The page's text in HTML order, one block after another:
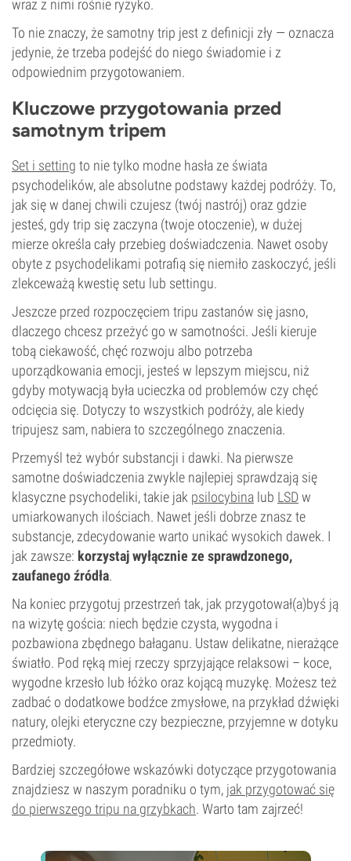
wraz z nimi rośnie ryzyko.
To nie znaczy, że samotny trip jest z definicji zły — oznacza
jedynie, że trzeba podejść do niego świadomie i z
odpowiednim przygotowaniem.
Kluczowe przygotowania przed
samotnym tripem
Set i setting to nie tylko modne hasła ze świata
psychodelików, ale absolutne podstawy każdej podróży. To,
jak się w danej chwili czujesz (twój nastrój) oraz gdzie
jesteś, gdy trip się zaczyna (twoje otoczenie), w dużej
mierze określa cały przebieg doświadczenia. Nawet osoby
obyte z psychodelikami potrafią się niemiło zaskoczyć, jeśli
zlekceważą kwestię setu lub settingu.
Jeszcze przed rozpoczęciem tripu zastanów się jasno,
dlaczego chcesz przeżyć go w samotności. Jeśli kieruje
tobą ciekawość, chęć rozwoju albo potrzeba
uporządkowania emocji, jesteś w lepszym miejscu, niż
gdyby motywacją była ucieczka od problemów czy chęć
odcięcia się. Dotyczy to wszystkich podróży, ale kiedy
tripujesz sam, nabiera to szczególnego znaczenia.
Przemyśl też wybór substancji i dawki. Na pierwsze
samotne doświadczenia zwykle najlepiej sprawdzają się
klasyczne psychodeliki, takie jak psilocybina lub LSD w
umiarkowanych ilościach. Nawet jeśli dobrze znasz te
substancje, zdecydowanie warto unikać wysokich dawek. I
jak zawsze: korzystaj wyłącznie ze sprawdzonego,
zaufanego źródła.
Na koniec przygotuj przestrzeń tak, jak przygotował(a)byś ją
na wizytę gościa: niech będzie czysta, wygodna i
pozbawiona zbędnego bałaganu. Ustaw delikatne, nierażące
światło. Pod ręką miej rzeczy sprzyjające relaksowi – koce,
wygodne krzesło lub łóżko oraz kojącą muzykę. Możesz też
zadbać o dodatkowe bodźce zmysłowe, na przykład dźwięki
natury, olejki eteryczne czy bezpieczne, przyjemne w dotyku
przedmioty.
Bardziej szczegółowe wskazówki dotyczące przygotowania
znajdziesz w naszym poradniku o tym, jak przygotować się
do pierwszego tripu na grzybkach. Warto tam zajrzeć!